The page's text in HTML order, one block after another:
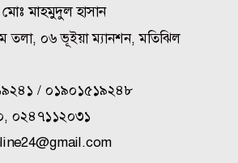
মোঃ মাহমুদুল হাসান
তলা, ০৬ ভূইয়া ম্যানশন, মতিঝিল
/ ০১৯০১৫১৯২৪৮
০২৪৭১১২০৩১